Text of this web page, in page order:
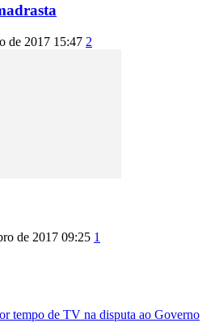
de 2017 15:47 2
de 2017 09:25 1
tempo de TV na disputa ao Governo